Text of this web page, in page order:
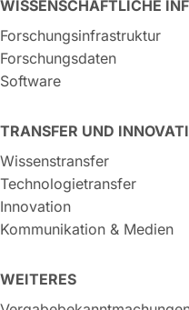
WISSENSCHAFTLICHE
Forschungsinfrastruktur
Forschungsdaten
Software
TRANSFER UND
Wissenstransfer
Technologietransfer
Innovation
Kommunikation & Medien
WEITERES